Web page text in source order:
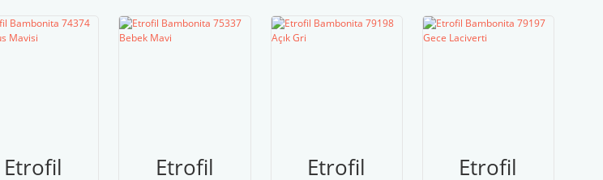
Mavi
Şarap
Etrofil
Etrofil
Etrofil
Etrofil